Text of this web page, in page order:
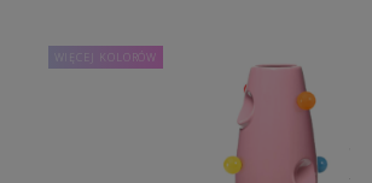
WIĘCEJ KOLORÓW